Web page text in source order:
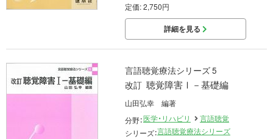
定価: 2,750円
詳細を見る
言語聴覚療法シリーズ 5
改訂 聴覚障害Ⅰ－基礎編
山田弘幸 編著
分野：医学・リハビリ
言語聴覚
シリーズ：言語聴覚療法シリーズ